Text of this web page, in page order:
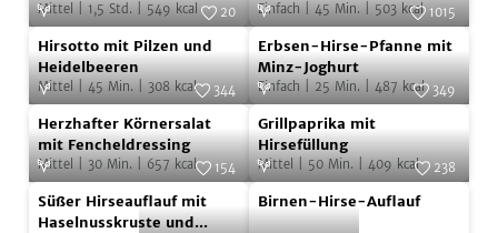
Auflauf
Mittel 1,5 Std. 549 kcal
Küchlein
mit
Zaziki
Einfach 45 Min. 503 kcal
Hirsotto
mit
Pilzen
und
Heidelbeeren
Gabriela und Günther Jost
20
Hirsotto mit Pilzen und
Heidelbeeren
Mittel 45 Min. 308 kcal
Erbsen-
Hirse-
Pfanne
mit
Minz-
Joghurt
Foto: SevenCooks
1015
Erbsen-Hirse-Pfanne mit
Minz-Joghurt
Einfach 25 Min. 487 kcal
Herzhafter
Körnersalat
mit
Fencheldressing
SevenCooks
344
Herzhafter Körnersalat
mit Fencheldressing
Mittel 30 Min. 657 kcal
Grillpaprika
mit
Hirsefüllung
Foto:
349
Grillpaprika mit
Hirsefüllung
Mittel 50 Min. 409 kcal
Süßer
Hirseauflauf
Foto:SevenCooks
154
Süßer Hirseauflauf mit
Haselnusskruste und
Birnen-
Hirse-
Foto: SevenCooks
238
Birnen-Hirse-Auflauf